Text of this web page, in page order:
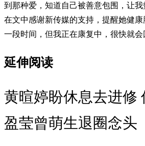
到那种爱，知道自己被善意包围，让
在文中感谢新传媒的支持，提醒她健康
一段时间，但我正在康复中，很快就会
延伸阅读
黄暄婷盼休息去进修
盈莹曾萌生退圈念头